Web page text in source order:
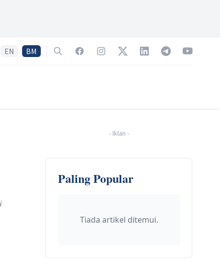
EN BM SearchFacebookInstagramTwitterLinkedInTelegramYouTube
- Iklan -
Paling Popular
Tiada artikel ditemui.